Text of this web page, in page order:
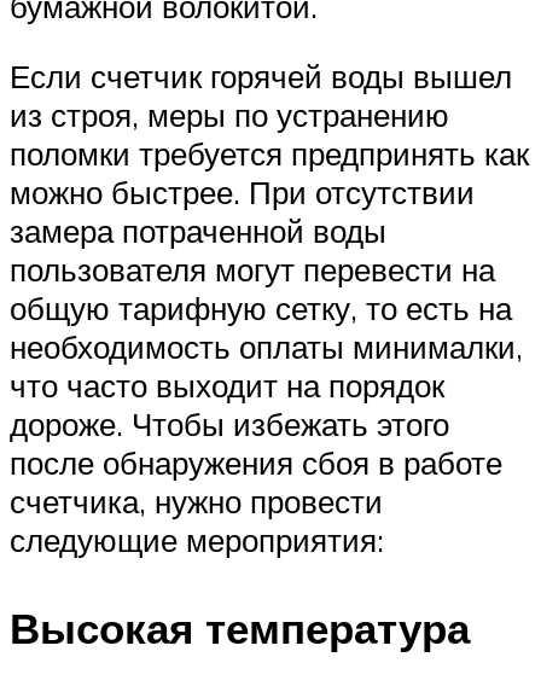
Если счетчик горячей воды вышел
из строя, меры по устранению
поломки требуется предпринять как
можно быстрее. При отсутствии
замера потраченной воды
пользователя могут перевести на
общую тарифную сетку, то есть на
необходимость оплаты минималки,
что часто выходит на порядок
дороже. Чтобы избежать этого
после обнаружения сбоя в работе
счетчика, нужно провести
следующие мероприятия:
Высокая температура